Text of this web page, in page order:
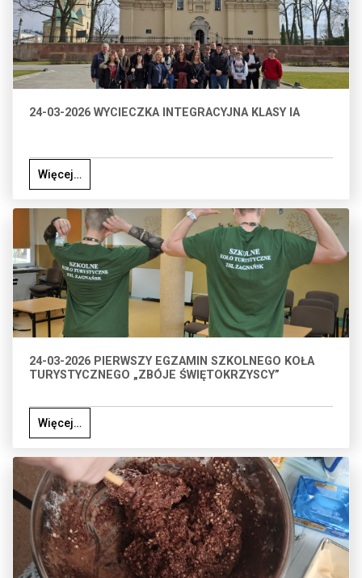
24-03-2026 WYCIECZKA INTEGRACYJNA KLASY IA
Więcej…
24-03-2026 PIERWSZY EGZAMIN SZKOLNEGO KOŁA
TURYSTYCZNEGO „ZBÓJE ŚWIĘTOKRZYSCY”
Więcej…